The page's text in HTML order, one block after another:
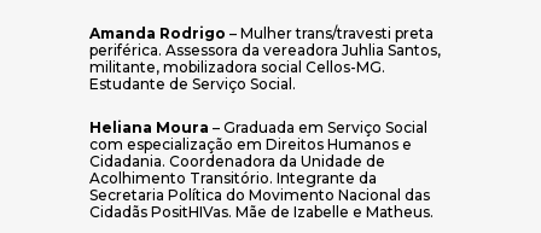
Amanda Rodrigo – Mulher trans/travesti preta
periférica. Assessora da vereadora Juhlia Santos,
militante, mobilizadora social Cellos-MG.
Estudante de Serviço Social.
Heliana Moura – Graduada em Serviço Social
com especialização em Direitos Humanos e
Cidadania. Coordenadora da Unidade de
Acolhimento Transitório. Integrante da
Secretaria Política do Movimento Nacional das
Cidadãs PositHIVas. Mãe de Izabelle e Matheus.